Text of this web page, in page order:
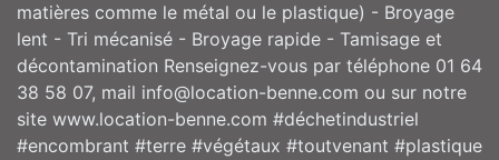
matières comme le métal ou le plastique) - Broyage
lent - Tri mécanisé - Broyage rapide - Tamisage et
décontamination Renseignez-vous par téléphone 01 64
38 58 07, mail info@location-benne.com ou sur notre
site www.location-benne.com #déchetindustriel
#encombrant #terre #végétaux #toutvenant #plastique